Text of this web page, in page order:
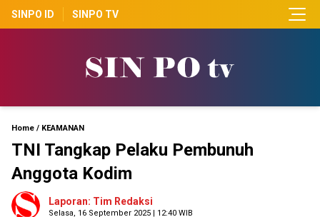
SINPO ID SINPO TV
Home / KEAMANAN
TNI Tangkap Pelaku Pembunuh
Anggota Kodim
Laporan: Tim Redaksi
Selasa, 16 September 2025 | 12:40 WIB